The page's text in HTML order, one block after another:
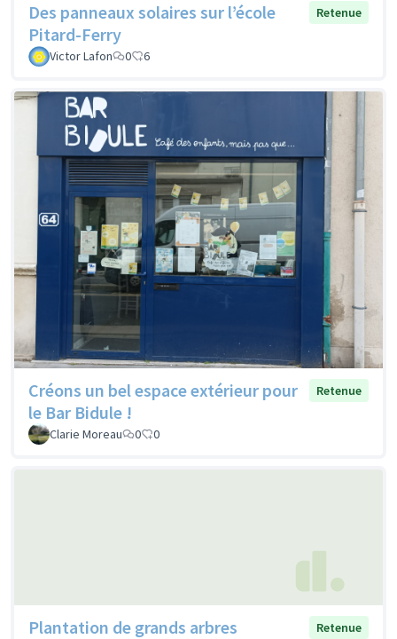
Des panneaux solaires sur l’école
Pitard-Ferry
Retenue
Victor Lafon 0 6
Créons un bel espace extérieur pour
le Bar Bidule !
Retenue
Clarie Moreau 0 0
Plantation de grands arbres
Retenue